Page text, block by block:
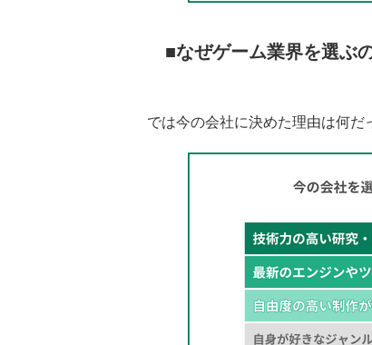
なぜゲーム業界を選ぶ
では今の会社に決めた理由は何だ